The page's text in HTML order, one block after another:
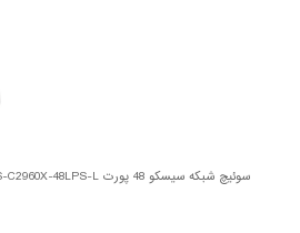
سوئیچ شبکه سیسکو 48 پورت WS-C2960X-48LPS-L